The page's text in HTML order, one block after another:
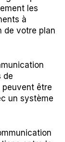
les
à
de votre plan
de
être
un système